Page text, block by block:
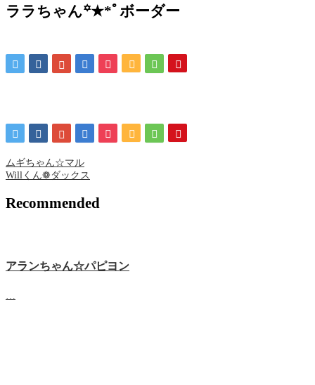
ララちゃん꙳★*ﾟボーダー
ムギちゃん☆マル
Willくん❁ ダックス
Recommended
アランちゃん☆パピヨン